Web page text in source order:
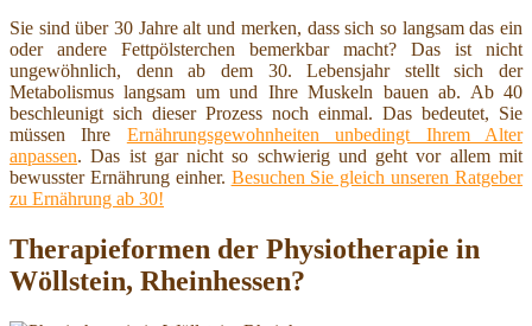
Sie sind über 30 Jahre alt und merken, dass sich so langsam das ein
oder andere Fettpölsterchen bemerkbar macht? Das ist nicht
ungewöhnlich, denn ab dem 30. Lebensjahr stellt sich der
Metabolismus langsam um und Ihre Muskeln bauen ab. Ab 40
beschleunigt sich dieser Prozess noch einmal. Das bedeutet, Sie
müssen Ihre Ernährungsgewohnheiten unbedingt Ihrem Alter
anpassen. Das ist gar nicht so schwierig und geht vor allem mit
bewusster Ernährung einher. Besuchen Sie gleich unseren Ratgeber
zu Ernährung ab 30!
Therapieformen der Physiotherapie in
Wöllstein, Rheinhessen?